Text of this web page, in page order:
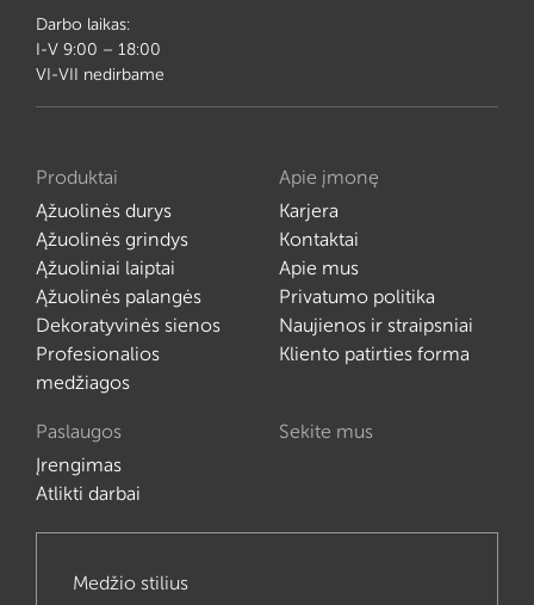
Darbo laikas:
I-V 9:00 – 18:00
VI-VII nedirbame
Produktai
Ąžuolinės durys
Ąžuolinės grindys
Ąžuoliniai laiptai
Ąžuolinės palangės
Dekoratyvinės sienos
Profesionalios
medžiagos
Apie įmonę
Karjera
Kontaktai
Apie mus
Privatumo politika
Naujienos ir straipsniai
Kliento patirties forma
Paslaugos
Įrengimas
Atlikti darbai
Sekite mus
Medžio stilius